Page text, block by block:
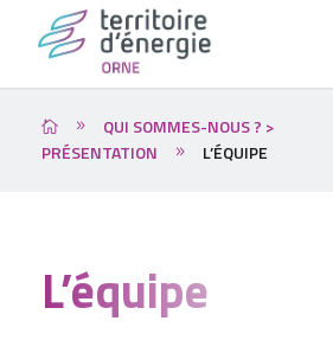
QUI SOMMES-NOUS ? >
PRÉSENTATION
L’ÉQUIPE
L’équipe